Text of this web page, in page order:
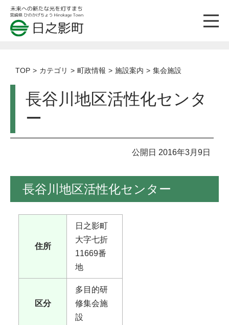
TOP カテゴリ 町政情報 施設案内 集会施設
長谷川地区活性化センタ
ー
公開日 2016年3月9日
長谷川地区活性化センター
住所
日之影町
大字七折
11669番
地
区分
多目的研
修集会施
設